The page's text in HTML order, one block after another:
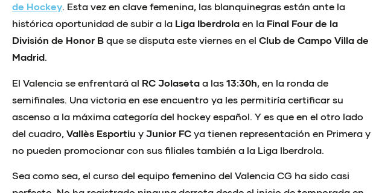
de Hockey. Esta vez en clave femenina, las blanquinegras están ante la
histórica oportunidad de subir a la Liga Iberdrola en la Final Four de la
División de Honor B que se disputa este viernes en el Club de Campo Villa de
Madrid.
El Valencia se enfrentará al RC Jolaseta a las 13:30h , en la ronda de
semifinales. Una victoria en ese encuentro ya les permitiría certificar su
ascenso a la máxima categoría del hockey español. Y es que en el otro lado
del cuadro, Vallès Esportiu y Junior FC ya tienen representación en Primera y
no pueden promocionar con sus filiales también a la Liga Iberdrola.
Sea como sea, el curso del equipo femenino del Valencia CG ha sido casi